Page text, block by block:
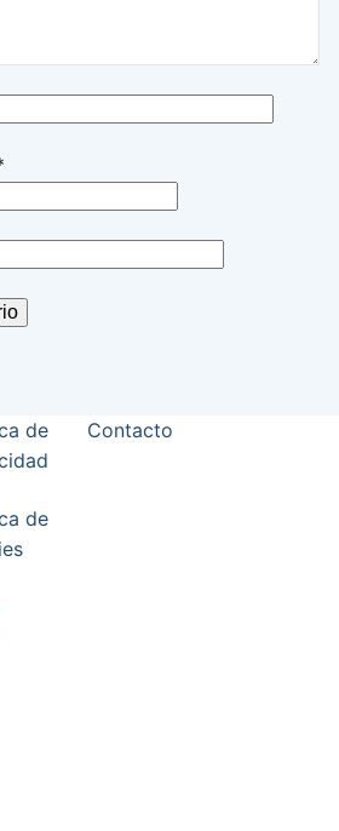
de
de
Contacto